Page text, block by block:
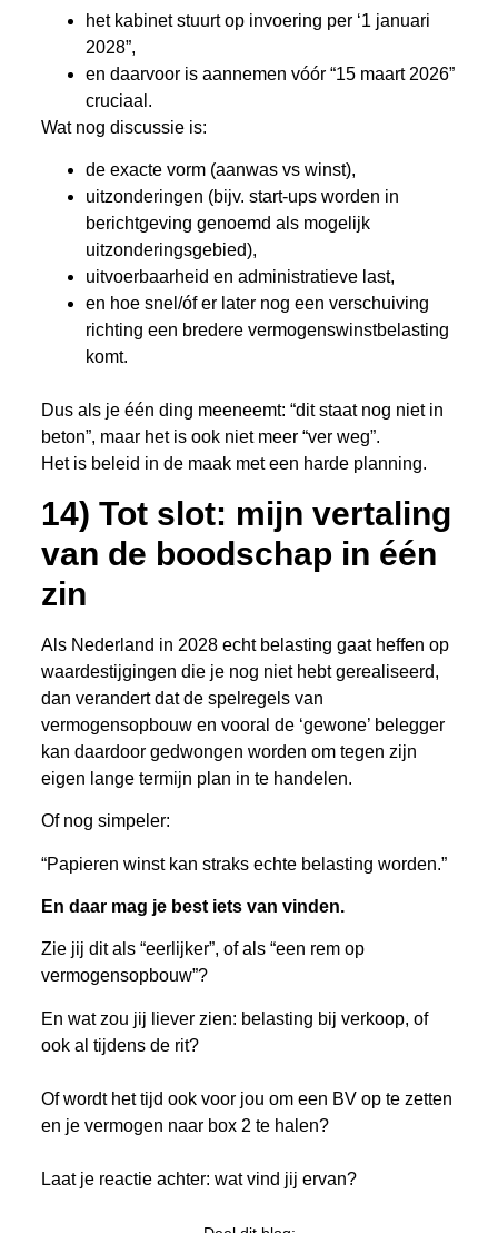
het kabinet stuurt op invoering per ‘1 januari
2028”,
en daarvoor is aannemen vóór “15 maart 2026”
cruciaal.
Wat nog discussie is:
de exacte vorm (aanwas vs winst),
uitzonderingen (bijv. start-ups worden in
berichtgeving genoemd als mogelijk
uitzonderingsgebied),
uitvoerbaarheid en administratieve last,
en hoe snel/óf er later nog een verschuiving
richting een bredere vermogenswinstbelasting
komt.
Dus als je één ding meeneemt: “dit staat nog niet in
beton”, maar het is ook niet meer “ver weg”.
Het is beleid in de maak met een harde planning.
14) Tot slot: mijn vertaling
van de boodschap in één
zin
Als Nederland in 2028 echt belasting gaat heffen op
waardestijgingen die je nog niet hebt gerealiseerd,
dan verandert dat de spelregels van
vermogensopbouw en vooral de ‘gewone’ belegger
kan daardoor gedwongen worden om tegen zijn
eigen lange termijn plan in te handelen.
Of nog simpeler:
“Papieren winst kan straks echte belasting worden.”
En daar mag je best iets van vinden.
Zie jij dit als “eerlijker”, of als “een rem op
vermogensopbouw”?
En wat zou jij liever zien: belasting bij verkoop, of
ook al tijdens de rit?
Of wordt het tijd ook voor jou om een BV op te zetten
en je vermogen naar box 2 te halen?
Laat je reactie achter: wat vind jij ervan?